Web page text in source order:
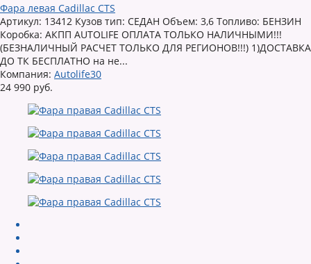
Фара левая Cadillac CTS
Артикул: 13412 Кузов тип: СЕДАН Объем: 3,6 Топливо: БЕНЗИН
Коробка: АКПП AUTOLIFE ОПЛАТА ТОЛЬКО НАЛИЧНЫМИ!!!
(БЕЗНАЛИЧНЫЙ РАСЧЕТ ТОЛЬКО ДЛЯ РЕГИОНОВ!!!) 1)ДОСТАВКА
ДО ТК БЕСПЛАТНО на не...
Компания: Autolife30
24 990 руб.